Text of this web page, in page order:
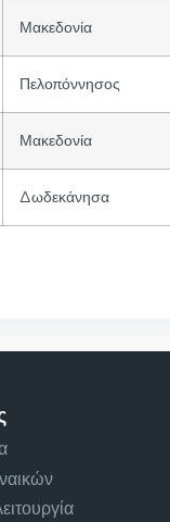
Μακεδονία
Πελοπόννησος
Μακεδονία
Δωδεκάνησα